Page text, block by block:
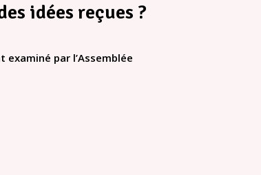
idées reçues ?
par l’Assemblée